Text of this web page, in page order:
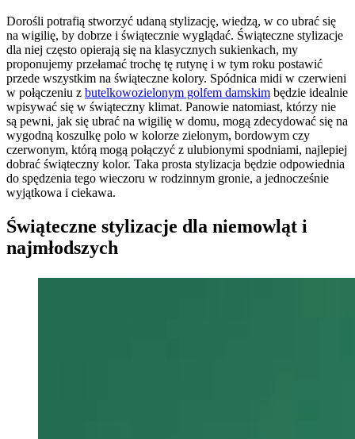
Dorośli potrafią stworzyć udaną stylizację, wiedzą, w co ubrać się
na wigilię, by dobrze i świątecznie wyglądać. Świąteczne stylizacje
dla niej często opierają się na klasycznych sukienkach, my
proponujemy przełamać trochę tę rutynę i w tym roku postawić
przede wszystkim na świąteczne kolory. Spódnica midi w czerwieni
w połączeniu z butelkowozielonym golfem damskim będzie idealnie
wpisywać się w świąteczny klimat. Panowie natomiast, którzy nie
są pewni, jak się ubrać na wigilię w domu, mogą zdecydować się na
wygodną koszulkę polo w kolorze zielonym, bordowym czy
czerwonym, którą mogą połączyć z ulubionymi spodniami, najlepiej
dobrać świąteczny kolor. Taka prosta stylizacja będzie odpowiednia
do spędzenia tego wieczoru w rodzinnym gronie, a jednocześnie
wyjątkowa i ciekawa.
Świąteczne stylizacje dla niemowląt i
najmłodszych